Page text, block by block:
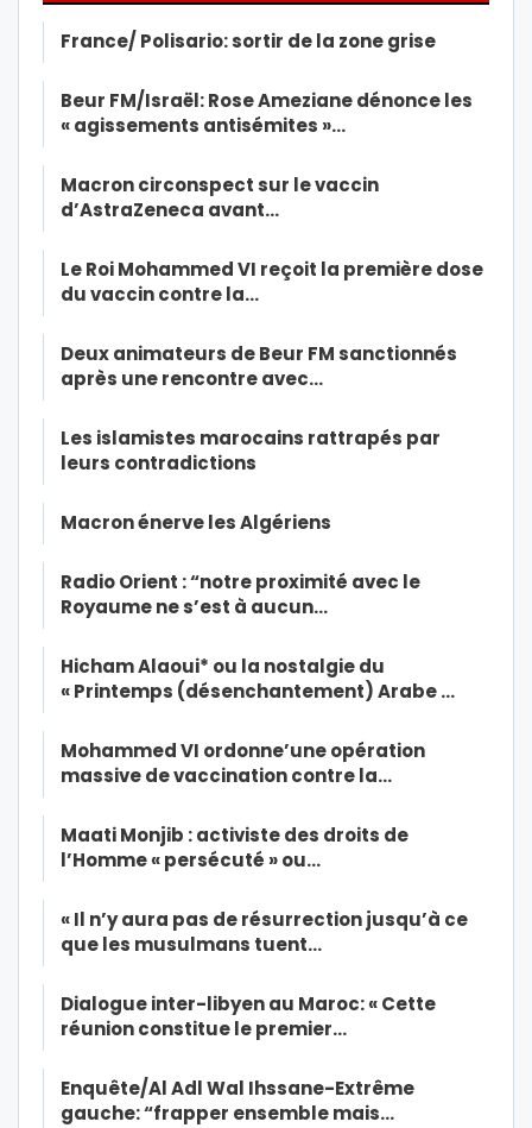
France/ Polisario: sortir de la zone grise
Beur FM/Israël: Rose Ameziane dénonce les
« agissements antisémites »…
Macron circonspect sur le vaccin
d’AstraZeneca avant…
Le Roi Mohammed VI reçoit la première dose
du vaccin contre la…
Deux animateurs de Beur FM sanctionnés
après une rencontre avec…
Les islamistes marocains rattrapés par
leurs contradictions
Macron énerve les Algériens
Radio Orient : “notre proximité avec le
Royaume ne s’est à aucun…
Hicham Alaoui* ou la nostalgie du
« Printemps (désenchantement) Arabe …
Mohammed VI ordonne’une opération
massive de vaccination contre la…
Maati Monjib : activiste des droits de
l’Homme « persécuté » ou…
« Il n’y aura pas de résurrection jusqu’à ce
que les musulmans tuent…
Dialogue inter-libyen au Maroc: « Cette
réunion constitue le premier…
Enquête/Al Adl Wal Ihssane-Extrême
gauche: “frapper ensemble mais…